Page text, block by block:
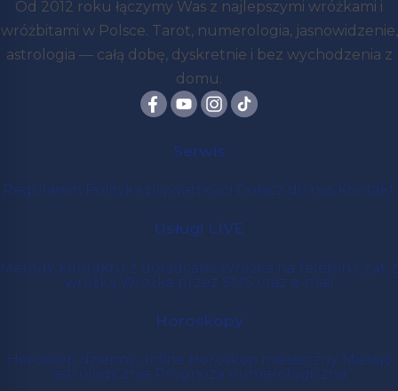
Od 2012 roku łączymy Was z najlepszymi wróżkami i
wróżbitami w Polsce. Tarot, numerologia, jasnowidzenie,
astrologia — całą dobę, dyskretnie i bez wychodzenia z
domu.
Serwis
Regulamin Polityka prywatności Dołącz do nas Kontakt
Usługi LIVE
Metody kontaktu z doradcami Wróżka na telefon Czat z
wróżką Wróżka przez SMS oraz e-mail
Horoskopy
Horoskop dzienny online Horoskop miesięczny Miesiąc
astrologicznie Prognoza numerologiczna